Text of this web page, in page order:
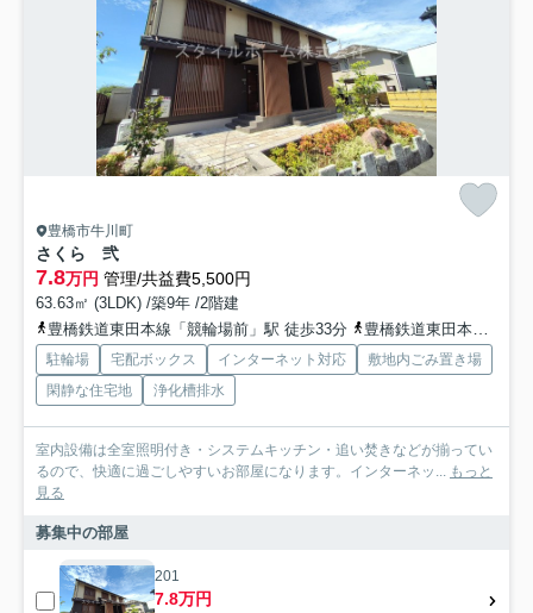
豊橋市牛川町
さくら 弐
7.8万円 管理/共益費5,500円
63.63㎡ (3LDK) /築9年 /2階建
豊橋鉄道東田本線「競輪場前」駅 徒歩33分
豊橋鉄道東田本線「東田」駅 徒歩35分
駐輪場 宅配ボックス インターネット対応
敷地内ごみ置き場
閑静な住宅地
浄化槽排水
室内設備は全室照明付き・システムキッチン・追い焚きなどが揃ってい
るので、快適に過ごしやすいお部屋になります。インターネッ... もっと
見る
募集中の部屋
201
7.8万円